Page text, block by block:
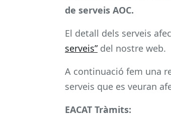
de serveis AOC.
El detall dels serveis
serveis”del nostre web.
A continuació fem una
serveis que es veuran
EACAT Tràmits: